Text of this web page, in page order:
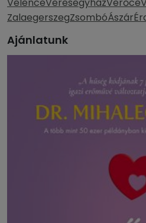
ZalaegerszegZsombóÁszár
Ajánlatunk